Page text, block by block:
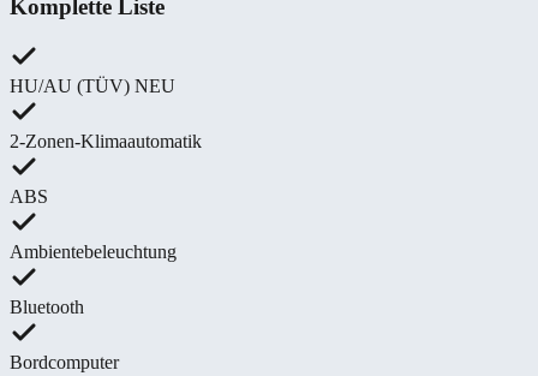
Komplette Liste
HU/AU (TÜV) NEU
2-Zonen-Klimaautomatik
ABS
Ambientebeleuchtung
Bluetooth
Bordcomputer